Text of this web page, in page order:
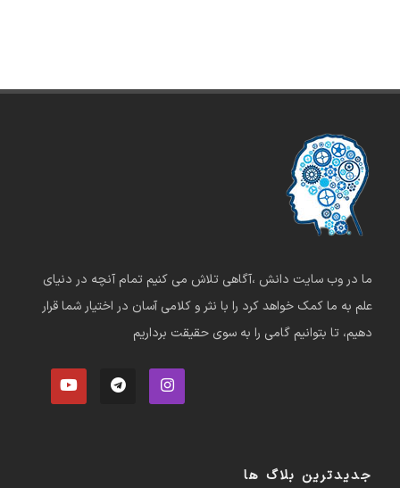
ما در وب سایت دانش ،آگاهی تلاش می کنیم تمام آنچه در دنیای
علم به ما کمک خواهد کرد را با نثر و کلامی آسان در اختیار شما قرار
دهیم، تا بتوانیم گامی را به سوی حقیقت برداریم
جدیدترین بلاگ ها